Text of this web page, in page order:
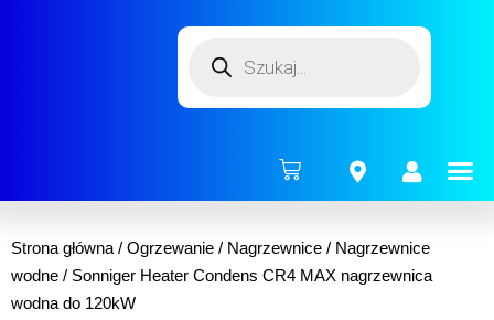
Strona główna / Ogrzewanie / Nagrzewnice / Nagrzewnice
wodne / Sonniger Heater Condens CR4 MAX nagrzewnica
wodna do 120kW